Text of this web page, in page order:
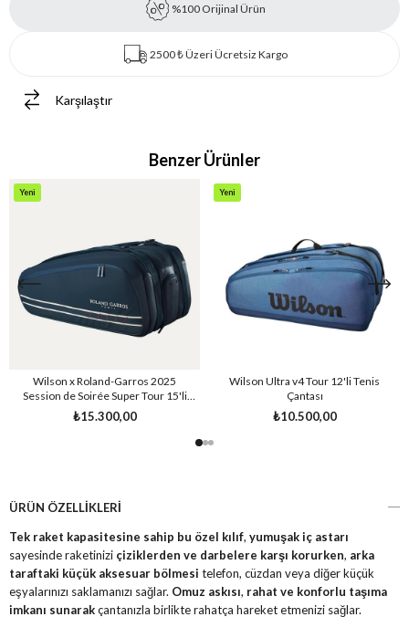
%100 Orijinal Ürün
2500 ₺ Üzeri Ücretsiz Kargo
Karşılaştır
Benzer Ürünler
Wilson x Roland-Garros 2025
Session de Soirée Super Tour 15'li
Raket Çantası
₺15.300,00
Yeni
Wilson Ultra v4 Tour 12'li Tenis
Çantası
₺10.500,00
Yeni
ÜRÜN ÖZELLIKLERI
Tek raket kapasitesine sahip bu özel kılıf, yumuşak iç astarı
sayesinde raketinizi çiziklerden ve darbelere karşı korurken, arka
taraftaki küçük aksesuar bölmesi telefon, cüzdan veya diğer küçük
eşyalarınızı saklamanızı sağlar. Omuz askısı, rahat ve konforlu taşıma
imkanı sunarakçantanızla birlikte rahatça hareket etmenizi sağlar.